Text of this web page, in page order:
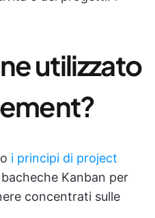
utilizzato
i principi di project
Kanban per
concentrati sulle